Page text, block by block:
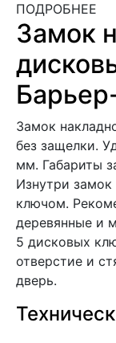
ПОДРОБНЕЕ
Замок
Замок
без защелки.
мм. Габариты
Изнутри замок
ключом.
деревянные и
5 дисковых
отверстие и
дверь.